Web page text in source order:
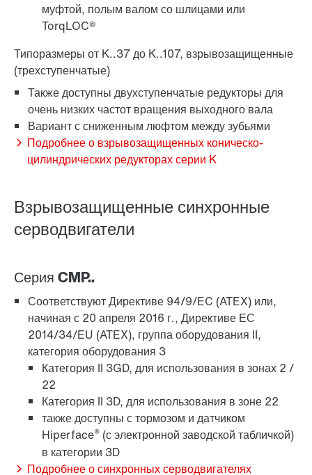
Защитное покрытие и антикоррозионная защита
Смазочные материалы
муфтой, полым валом со шлицами или
TorqLOC®
Типоразмеры от K..37 до K..107, взрывозащищенные
(трехступенчатые)
Также доступны двухступенчатые редукторы для
очень низких частот вращения выходного вала
Вариант с сниженным люфтом между зубьями
Подробнее о взрывозащищенных коническо-
цилиндрических редукторах серии K
Взрывозащищенные синхронные
серводвигатели
Серия CMP..
Соответствуют Директиве 94/9/EC (ATEX) или,
начиная с 20 апреля 2016 г., Директиве ЕС
2014/34/EU (ATEX), группа оборудования II,
категория оборудования 3
Категория II 3GD, для использования в зонах 2 /
22
Категория II 3D, для использования в зоне 22
также доступны с тормозом и датчиком
Hiperface® (с электронной заводской табличкой)
в категории 3D
Подробнее о синхронных серводвигателях